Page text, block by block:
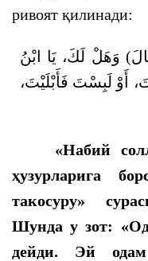
ривоят қилинади:
وَهَلْ لَكَ، يَا ابْنُ
أَوْ لَبِسْتَ فَأَبْلَيْتَ،
«Набий
ҳузурларига
такосуру»
Шунда у зот:
дейди. Эй